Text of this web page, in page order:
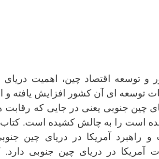
و توسعه اقتصاد چین، اهمیت
توسعه ­ای آن کشور افزایش یافته و
چین جنوبی یعنی در جایی که رقابت
و راهبرد آمریکا در دریای چین
آمریکا در دریای چین جنوبی دارد.